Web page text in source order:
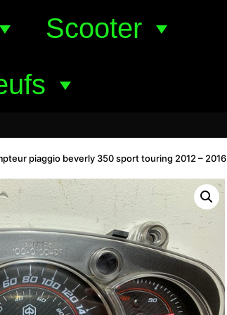
Scooter
piaggio beverly 350 sport touring 2012 – 2016